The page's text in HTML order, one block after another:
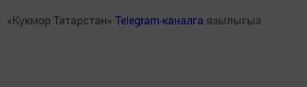
«Кукмор Татарстан» Telegram-каналга язылыгыз